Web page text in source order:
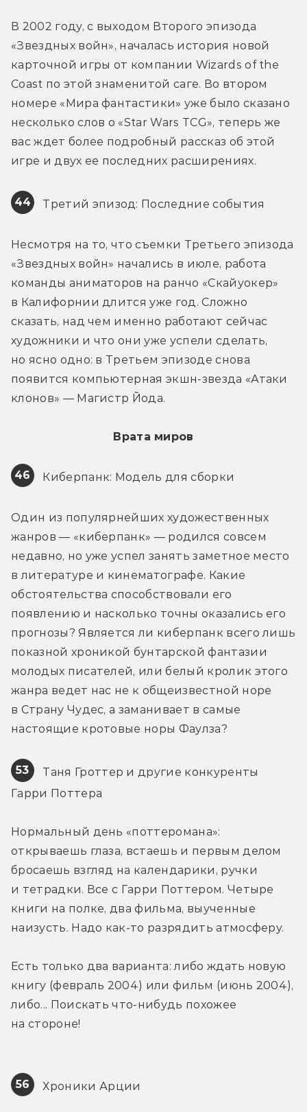
В 2002 году, с выходом Второго эпизода
«Звездных войн», началась история новой
карточной игры от компании Wizards of the
Coast по этой знаменитой саге. Во втором
номере «Мира фантастики» уже было сказано
несколько слов о «Star Wars TCG», теперь же
вас ждет более подробный рассказ об этой
игре и двух ее последних расширениях.
44 Третий эпизод: Последние события
Несмотря на то, что съемки Третьего эпизода
«Звездных войн» начались в июле, работа
команды аниматоров на ранчо «Скайуокер»
в Калифорнии длится уже год. Сложно
сказать, над чем именно работают сейчас
художники и что они уже успели сделать,
но ясно одно: в Третьем эпизоде снова
появится компьютерная экшн-звезда «Атаки
клонов» — Магистр Йода.
Врата миров
46 Киберпанк: Модель для сборки
Один из популярнейших художественных
жанров — «киберпанк» — родился совсем
недавно, но уже успел занять заметное место
в литературе и кинематографе. Какие
обстоятельства способствовали его
появлению и насколько точны оказались его
прогнозы? Является ли киберпанк всего лишь
показной хроникой бунтарской фантазии
молодых писателей, или белый кролик этого
жанра ведет нас не к общеизвестной норе
в Страну Чудес, а заманивает в самые
настоящие кротовые норы Фаулза?
53
Таня Гроттер и другие конкуренты
Гарри Поттера
Нормальный день «поттеромана»:
открываешь глаза, встаешь и первым делом
бросаешь взгляд на календарики, ручки
и тетрадки. Все с Гарри Поттером. Четыре
книги на полке, два фильма, выученные
наизусть. Надо как-то разрядить атмосферу.
Есть только два варианта: либо ждать новую
книгу (февраль 2004) или фильм (июнь 2004),
либо... Поискать что-нибудь похожее
на стороне!
56 Хроники Арции